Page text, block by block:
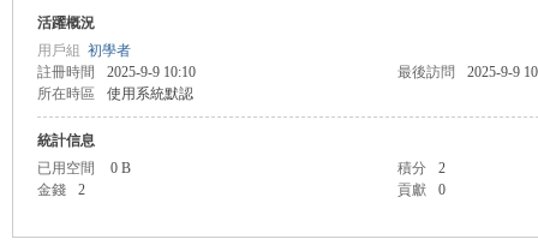
活躍概況
用戶組 初學者
註冊時間
2025-9-9 10:10 最後訪問
2025-9-9
所在時區
使用系統默認
統計信息
已用空間
0 B 積分
2
金錢
2 貢獻 0